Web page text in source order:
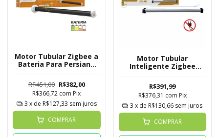
Motor Tubular Zigbee a
Bateria Para Persiana
R$451,00 R$382,00
R$366,72 com Pix
3 x de R$127,33 sem juros
COMPRAR
Motor Tubular
Inteligente Zigbee
Persiana Rolô
Novadigital
R$391,99
R$376,31 com Pix
3 x de R$130,66 sem juros
COMPRAR